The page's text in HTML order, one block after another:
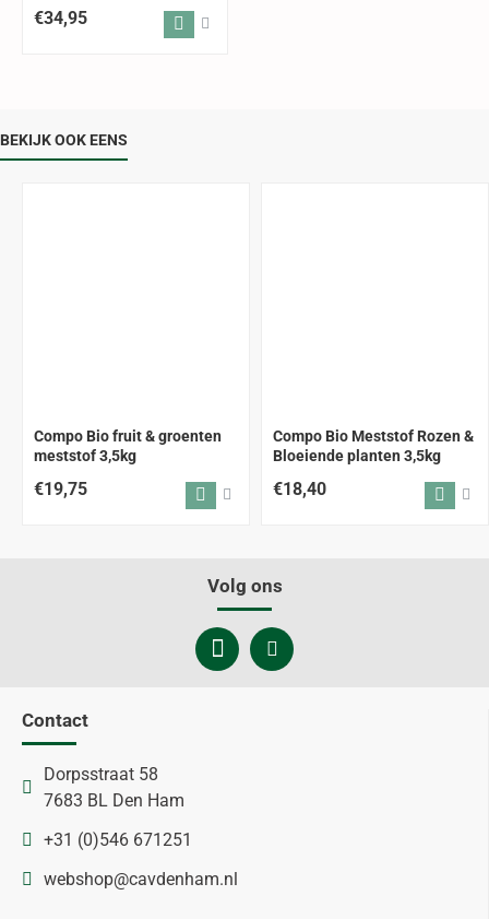
€34,95
BEKIJK OOK EENS
Compo Bio fruit & groenten
meststof 3,5kg
€19,75
Compo Bio Meststof Rozen &
Bloeiende planten 3,5kg
€18,40
Volg ons
Contact
Dorpsstraat 58
7683 BL Den Ham
+31 (0)546 671251
webshop@cavdenham.nl